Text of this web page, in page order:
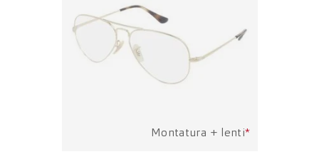
Montatura + lenti*